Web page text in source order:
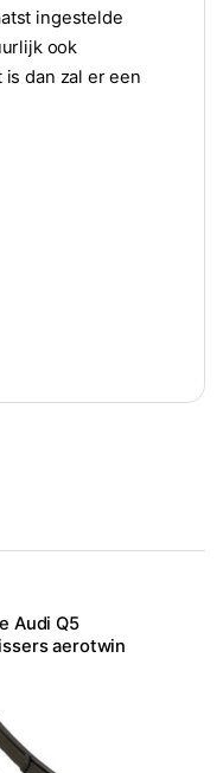
ingestelde
ook
dan zal er een
Audi Q5
aerotwin